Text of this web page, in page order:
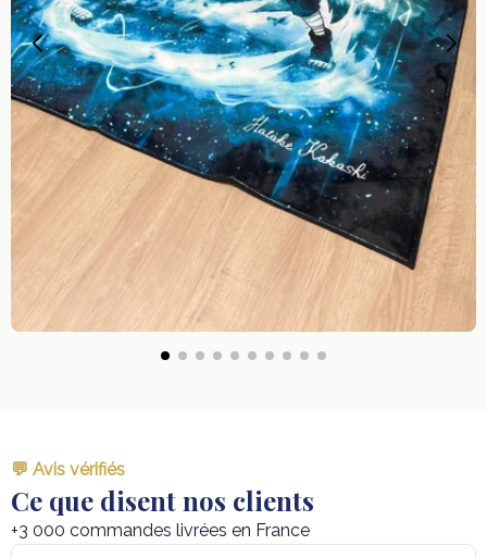
💬 Avis vérifiés
Ce que disent nos clients
+3 000 commandes livrées en France